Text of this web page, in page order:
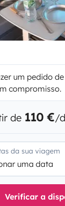
um pedido
compromisso.
de 110 €/
da sua viagem
uma data
Verificar a